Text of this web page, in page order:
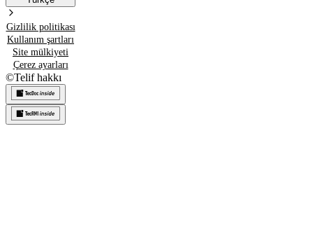
Gizlilik politikası
Kullanım şartları
Site mülkiyeti
Çerez ayarları
©Telif hakkı